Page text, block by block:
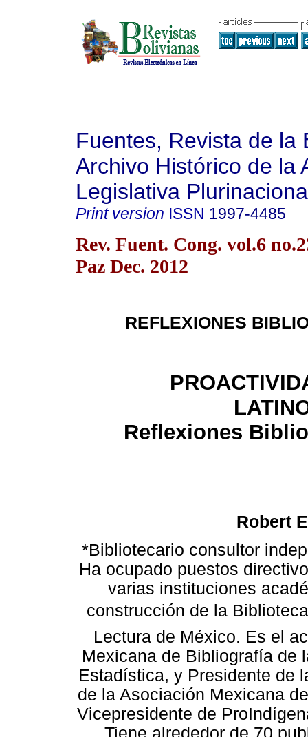
Fuentes, Revista de la
Archivo Histórico de la
Legislativa
Print version ISSN 1997-4485
Rev. Fuent. Cong. vol.6
Paz Dec. 2012
REFLEXIONES
Reflexiones
Robert
*Bibliotecario consultor
Ha ocupado puestos
varias instituciones
construcción de la
Lectura de México. Es el
Mexicana de Bibliografía de
Estadística, y Presidente de
de la Asociación Mexicana
Vicepresidente de